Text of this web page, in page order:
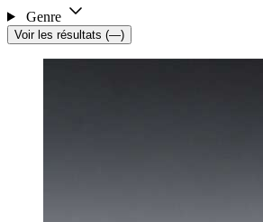
Genre
Voir les résultats (—)